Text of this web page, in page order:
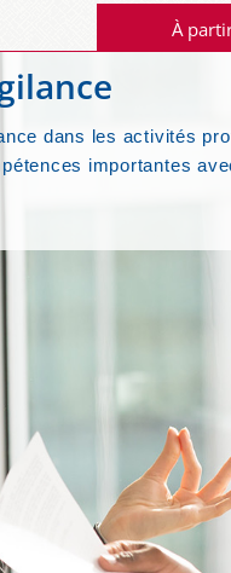
À
dans les activités
importantes